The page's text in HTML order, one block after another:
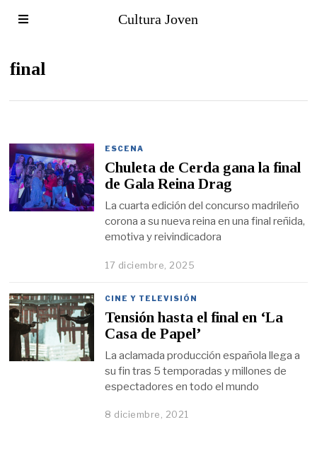
Cultura Joven
final
ESCENA
Chuleta de Cerda gana la final
de Gala Reina Drag
La cuarta edición del concurso madrileño
corona a su nueva reina en una final reñida,
emotiva y reivindicadora
17 diciembre, 2025
CINE Y TELEVISIÓN
Tensión hasta el final en ‘La
Casa de Papel’
La aclamada producción española llega a
su fin tras 5 temporadas y millones de
espectadores en todo el mundo
8 diciembre, 2021